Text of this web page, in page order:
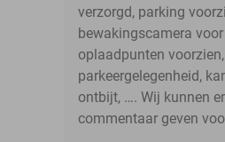
verzorgd, parking
bewakingscamera
oplaadpunten
parkeergelegenheid,
ontbijt, …. Wij kunnen
commentaar geven